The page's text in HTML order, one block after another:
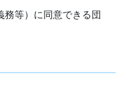
務等）に同意できる団